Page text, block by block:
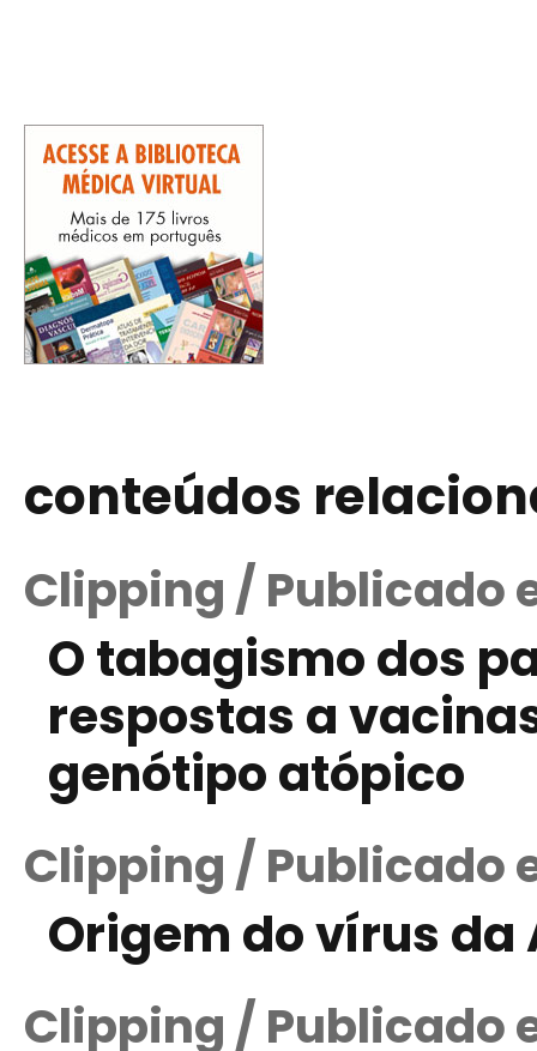
conteúdos
Clipping / Publicado
O tabagismo dos
respostas a
genótipo atópico
Clipping / Publicado
Origem do vírus
Clipping / Publicado